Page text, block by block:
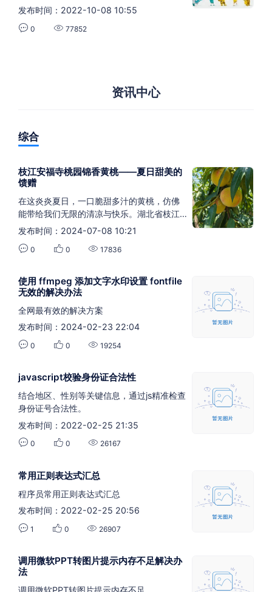
作家伊莎贝尔·布里格斯·迈尔斯和她的母亲
类型理论模型。
发布时间：2022-10-08 10:55
0 77852
资讯中心
综合
枝江安福寺桃园锦香黄桃——夏日甜美的
馈赠
在这炎炎夏日，一口脆甜多汁的黄桃，仿佛
能带给我们无限的清凉与快乐。湖北省枝江
市安福寺桃园的锦香黄桃，正是这一季最美
带着晨露的清香与阳光的温暖，现已上市。
蜜迅速送达您的手中，湖北省宜昌市周边更
是享受免费送货上门的便利服务。
发布时间：2024-07-08 10:21
0 0 17836
使用 ffmpeg 添加文字水印设置 fontfile
无效的解决办法
全网最有效的解决方案
发布时间：2024-02-23 22:04
0 0 19254
javascript校验身份证合法性
结合地区、性别等关键信息，通过js精准检查
身份证号合法性。
发布时间：2022-02-25 21:35
0 0 26167
常用正则表达式汇总
程序员常用正则表达式汇总
发布时间：2022-02-25 20:56
1 0 26907
调用微软PPT转图片提示内存不足解决办
法
调用微软PPT转图片提示内存不足